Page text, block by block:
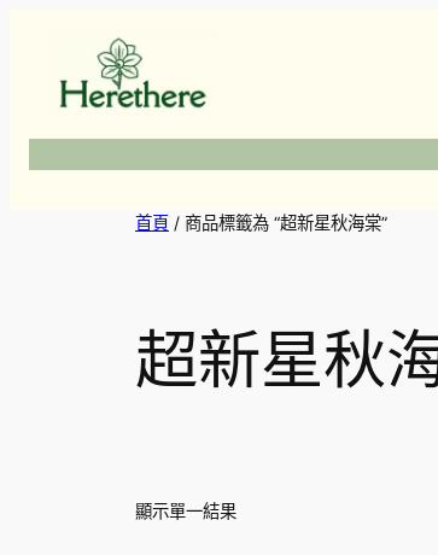
首頁 / 商品標籤為 “超新星秋海棠”
超新星秋
顯示單一結果